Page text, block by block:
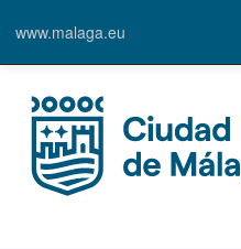
www.malaga.eu